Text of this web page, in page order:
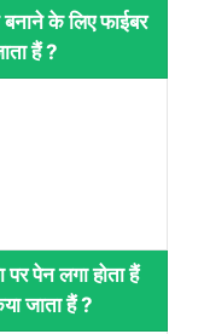
के लिए फाईबर
हैं ?
पेन लगा होता हैं
जाता हैं ?